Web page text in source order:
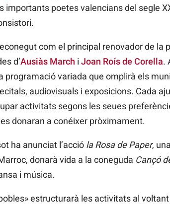
importants poetes valencians del segle
com el principal renovador de
d’Ausiàs March i Joan Roís de Corella.
programació variada que omplirà els
audiovisuals i exposicions. Cada
activitats segons les seues
donaran a conéixer pròximament.
ha anunciat l’acció la Rosa de Paper,
donarà vida a la coneguda Cançó
i música.
estructurarà les activitats al